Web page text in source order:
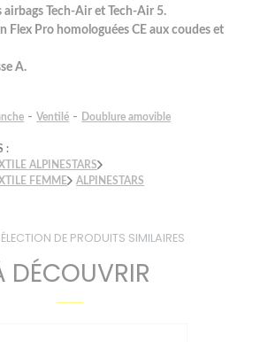
airbags Tech-Air et Tech-Air 5.
Flex Pro homologuées CE aux coudes et
A.
-Ventilé - Doublure amovible
:
ALPINESTARS
FEMME
ALPINESTARS
DE PRODUITS SIMILAIRES
DÉCOUVRIR